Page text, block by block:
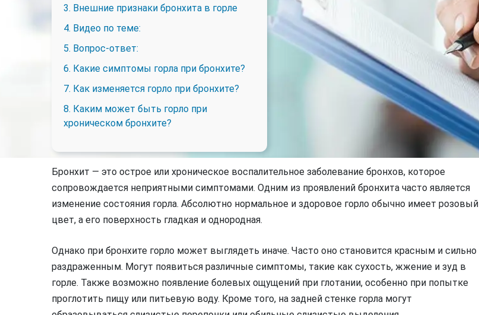
3. Внешние признаки бронхита в горле
4. Видео по теме:
5. Вопрос-ответ:
6. Какие симптомы горла при бронхите?
7. Как изменяется горло при бронхите?
8. Каким может быть горло при
хроническом бронхите?
Бронхит — это острое или хроническое воспалительное заболевание бронхов, которое
сопровождается неприятными симптомами. Одним из проявлений бронхита часто является
изменение состояния горла. Абсолютно нормальное и здоровое горло обычно имеет розовый
цвет, а его поверхность гладкая и однородная.
Однако при бронхите горло может выглядеть иначе. Часто оно становится красным и сильно
раздраженным. Могут появиться различные симптомы, такие как сухость, жжение и зуд в
горле. Также возможно появление болевых ощущений при глотании, особенно при попытке
проглотить пищу или питьевую воду. Кроме того, на задней стенке горла могут